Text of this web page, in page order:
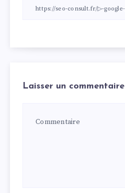
Laisser un commentaire